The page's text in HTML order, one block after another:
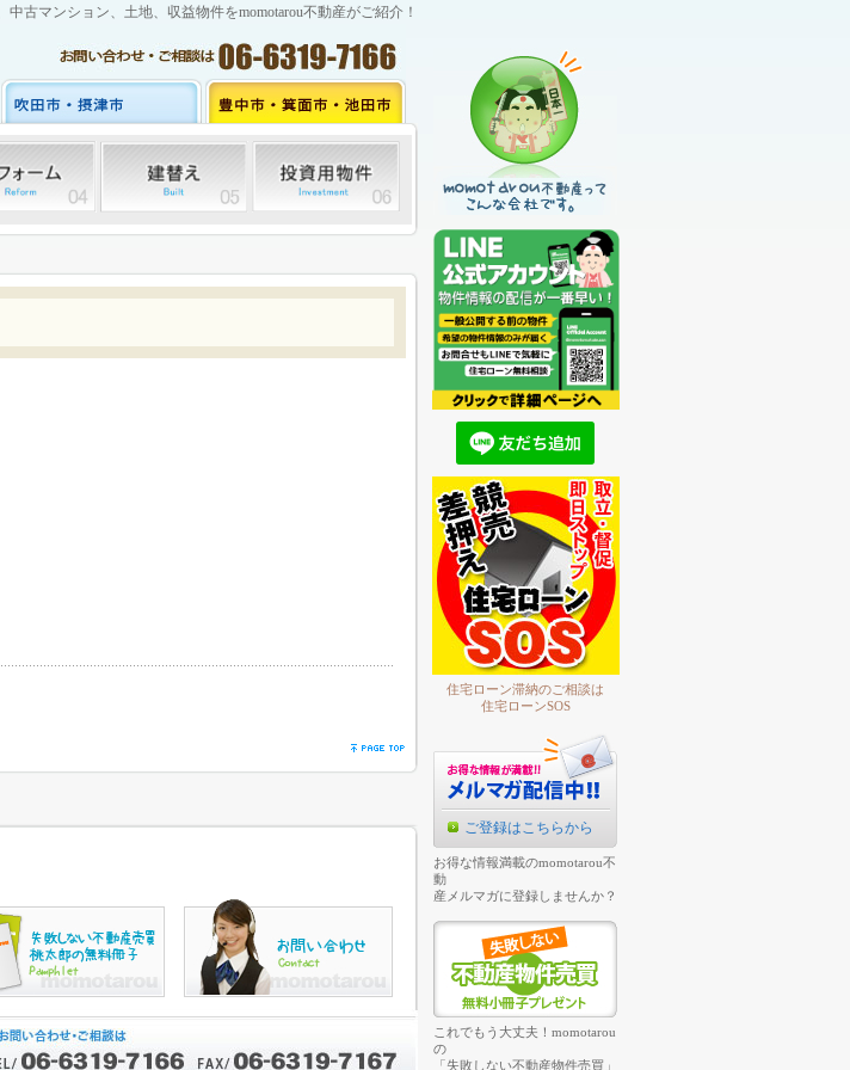
古マンション、土地、収益物件をmomotarou不動産がご紹介！
住宅ローン滞納のご相談は
住宅ローンSOS
ご登録はこちらから
お得な情報満載のmomotarou不
動
産メルマガに登録しませんか？
これでもう大丈夫！momotarou
の
「失敗しない不動産物件売買」